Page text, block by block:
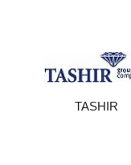
TASHIR